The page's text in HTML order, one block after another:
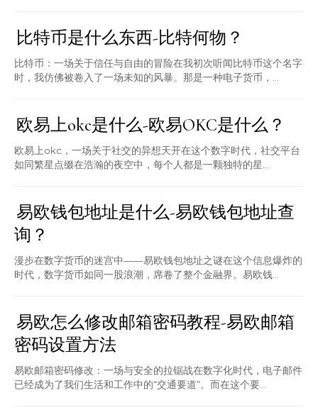
比特币是什么东西-比特何物？
比特币：一场关于信任与自由的冒险在我初次听闻比特币这个名字
时，我仿佛被卷入了一场未知的风暴。那是一种电子货币，...
欧易上okc是什么-欧易OKC是什么？
欧易上okc，一场关于社交的异想天开在这个数字时代，社交平台
如同繁星点缀在浩瀚的夜空中，每个人都是一颗独特的星...
易欧钱包地址是什么-易欧钱包地址查
询？
漫步在数字货币的迷宫中——易欧钱包地址之谜在这个信息爆炸的
时代，数字货币如同一股浪潮，席卷了整个金融界。易欧钱...
易欧怎么修改邮箱密码教程-易欧邮箱
密码设置方法
易欧邮箱密码修改：一场与安全的拉锯战在数字化时代，电子邮件
已经成为了我们生活和工作中的“交通要道”。而在这个要...